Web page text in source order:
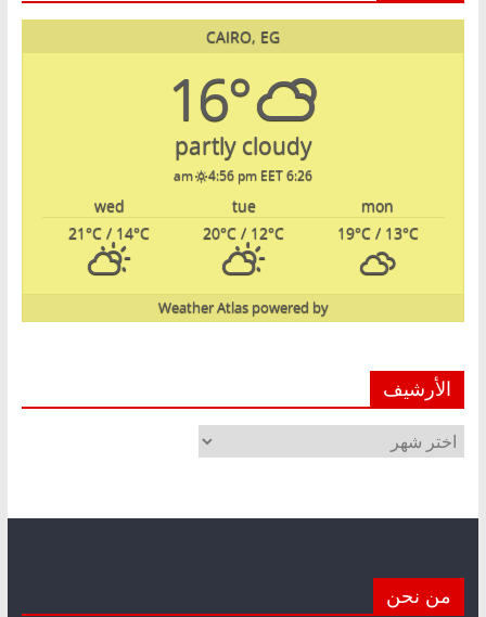
CAIRO, EG
16°
partly cloudy
6:26 am
4:56 pm EET
mon
tue
wed
19°C/ 13°C
20°C / 12°C
21°C / 14°C
powered by
Weather Atlas
الأرشيف
الأرشيف
من نحن